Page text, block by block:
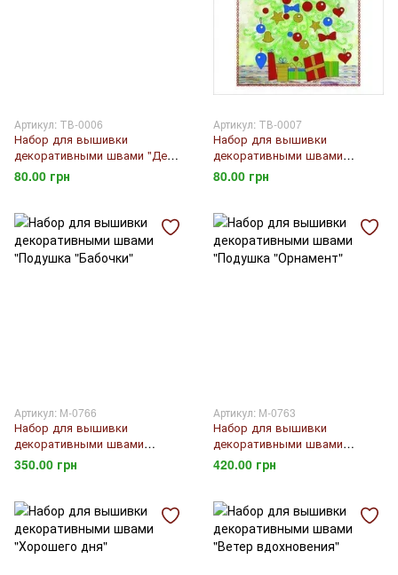
Артикул: ТВ-0006
Набор для вышивки
декоративными швами "Дед
Мороз"
80.00 грн
Артикул: ТВ-0007
Набор для вышивки
декоративными швами
"Елочка"
80.00 грн
Артикул: М-0766
Набор для вышивки
декоративными швами
"Подушка "Бабочки"
350.00 грн
Артикул: М-0763
Набор для вышивки
декоративными швами
"Подушка "Орнамент"
420.00 грн